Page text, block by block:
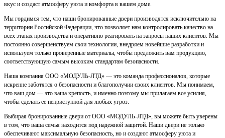
вкус и создаст атмосферу уюта и комфорта в вашем доме.
Мы гордимся тем, что наши бронированные двери производятся исключительно на
территории Российской Федерации, что позволяет нам контролировать качество на
всех этапах производства и оперативно реагировать на запросы наших клиентов. Мы
постоянно совершенствуем свои технологии, внедряем новейшие разработки и
используем только проверенные материалы, чтобы предложить вам продукцию,
соответствующую самым высоким стандартам безопасности.
Наша компания ООО «МОДУЛЬ-ЛТД» — это команда профессионалов, которые
искренне заботятся о безопасности и благополучии своих клиентов. Мы понимаем,
что ваш дом — это ваша крепость, и именно поэтому мы прилагаем все усилия,
чтобы сделать ее неприступной для любых угроз.
Выбирая бронированные двери от ООО «МОДУЛЬ-ЛТД», вы можете быть уверены
в том, что ваша семья находится под надежной защитой. Наши двери не только
обеспечивают максимальную безопасность, но и создают атмосферу уюта и